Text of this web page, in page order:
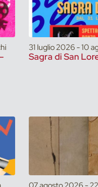
31 luglio 2026 - 10
Sagra di San